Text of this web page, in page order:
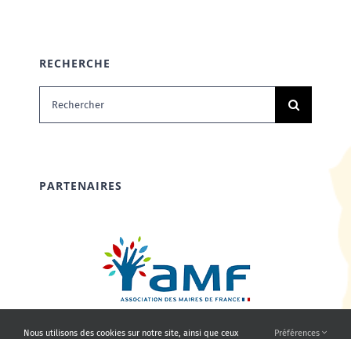
RECHERCHE
Rechercher:
PARTENAIRES
Nous utilisons des cookies sur notre site, ainsi que ceux Préférences